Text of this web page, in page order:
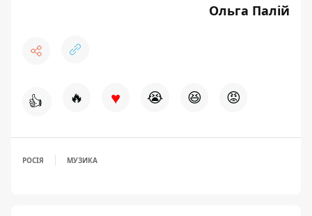
Ольга Палій
👍 🔥 ♥ 😭 😆 😡
РОСІЯ МУЗИКА